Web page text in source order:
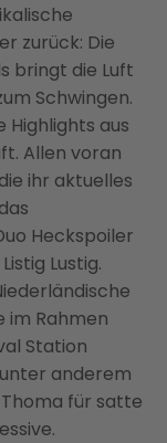
zurück: Die
bringt die Luft
Schwingen.
Highlights aus
Allen voran
ihr aktuelles
Heckspoiler
Lustig.
im Rahmen
Station
anderem
Thoma für satte